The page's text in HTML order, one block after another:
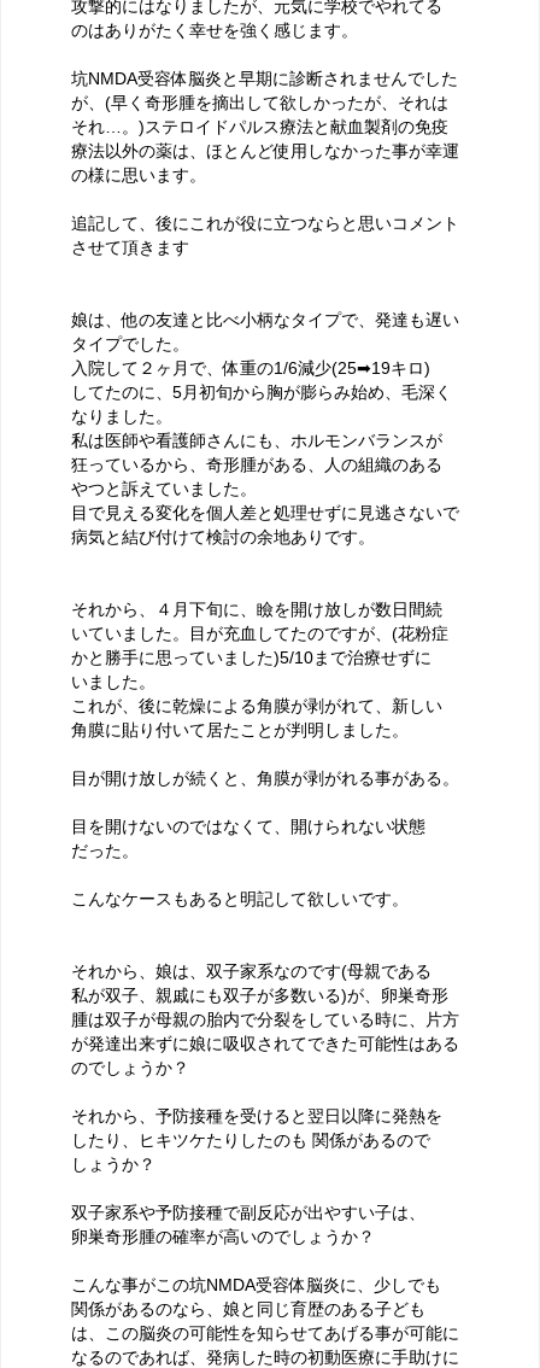
攻撃的にはなりましたが、元気に学校でやれてる
のはありがたく幸せを強く感じます。
坑NMDA受容体脳炎と早期に診断されませんでした
が、(早く奇形腫を摘出して欲しかったが、それは
それ…。)ステロイドパルス療法と献血製剤の免疫
療法以外の薬は、ほとんど使用しなかった事が幸運
の様に思います。
追記して、後にこれが役に立つならと思いコメント
させて頂きます
娘は、他の友達と比べ小柄なタイプで、発達も遅い
タイプでした。
入院して２ヶ月で、体重の1/6減少(25➡19キロ)
してたのに、5月初旬から胸が膨らみ始め、毛深く
なりました。
私は医師や看護師さんにも、ホルモンバランスが
狂っているから、奇形腫がある、人の組織のある
やつと訴えていました。
目で見える変化を個人差と処理せずに見逃さないで
病気と結び付けて検討の余地ありです。
それから、４月下旬に、瞼を開け放しが数日間続
いていました。目が充血してたのですが、(花粉症
かと勝手に思っていました)5/10まで治療せずに
いました。
これが、後に乾燥による角膜が剥がれて、新しい
角膜に貼り付いて居たことが判明しました。
目が開け放しが続くと、角膜が剥がれる事がある。
目を開けないのではなくて、開けられない状態
だった。
こんなケースもあると明記して欲しいです。
それから、娘は、双子家系なのです(母親である
私が双子、親戚にも双子が多数いる)が、卵巣奇形
腫は双子が母親の胎内で分裂をしている時に、片方
が発達出来ずに娘に吸収されてできた可能性はある
のでしょうか？
それから、予防接種を受けると翌日以降に発熱を
したり、ヒキツケたりしたのも 関係があるので
しょうか？
双子家系や予防接種で副反応が出やすい子は、
卵巣奇形腫の確率が高いのでしょうか？
こんな事がこの坑NMDA受容体脳炎に、少しでも
関係があるのなら、娘と同じ育歴のある子ども
は、この脳炎の可能性を知らせてあげる事が可能に
なるのであれば、発病した時の初動医療に手助けに